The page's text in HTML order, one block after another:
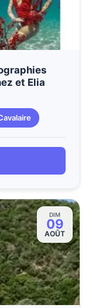
et Elia
DIM
09
AOÛT